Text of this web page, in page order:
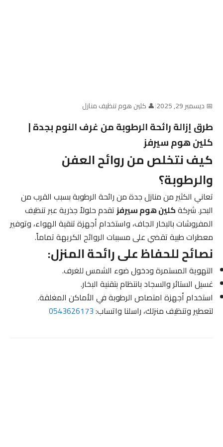
📅 ديسمبر 29, 2025 |👤 كلين هوم تنظيف منازل
طرق إزالة رائحة الرطوبة من غرف النوم بجدة |
كلين هوم سيرفز
كيف نتخلص من روائح العفن
والرطوبة؟
تعاني الكثير من منازل جدة من رائحة الرطوبة بسبب القرب من
البحر. شركةكلين هوم سيرفزتقدم حلولاً جذرية عبر تنظيف
المفروشات بالبخار الجاف، واستخدام أجهزة تنقية الهواء، وتوفير
معطرات طبية تقضي على مسببات الروائح الكريهة تماماً.
نصائح للحفاظ على رائحة المنزل:
التهوية المستمرة ودخول ضوء الشمس للغرف.
غسيل الستائر والسجاد بانتظام بتقنية البخار.
استخدام أجهزة امتصاص الرطوبة في الأماكن المغلقة.
لتعطير وتنظيف منزلك، راسلنا واتساب:0543626173